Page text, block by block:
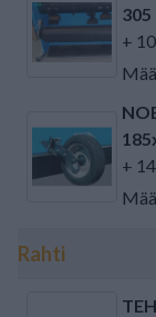
305
+
+
Rahti